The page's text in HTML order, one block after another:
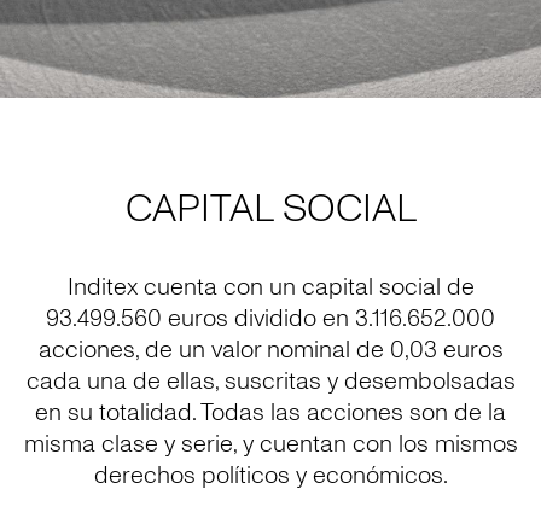
CAPITAL SOCIAL
Inditex cuenta con un capital social de
93.499.560 euros dividido en 3.116.652.000
acciones, de un valor nominal de 0,03 euros
cada una de ellas, suscritas y desembolsadas
en su totalidad. Todas las acciones son de la
misma clase y serie, y cuentan con los mismos
derechos políticos y económicos.